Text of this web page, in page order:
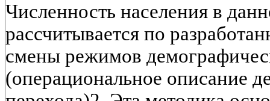
Численность населения в
рассчитывается по
смены режимов
(операциональное описание